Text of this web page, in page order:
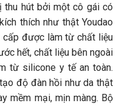
thu hút bởi một cô gái có
thích như thật Youdao
cấp được làm từ chất liệu
hết, chất liệu bên ngoài
từ silicone y tế an toàn.
độ đàn hồi như da thật
mềm mại, mịn màng. Bộ